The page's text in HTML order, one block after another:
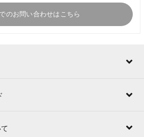
のお問い合わせはこちら